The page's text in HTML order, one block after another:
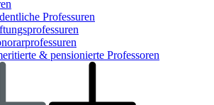
Professuren
& pensionierte Professoren